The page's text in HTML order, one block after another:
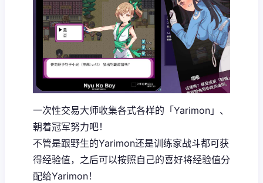
一次性交易大师收集各式各样的「Yarimon」、
朝着冠军努力吧！
不管是跟野生的Yarimon还是训练家战斗都可获
得经验值，之后可以按照自己的喜好将经验值分
配给Yarimon！